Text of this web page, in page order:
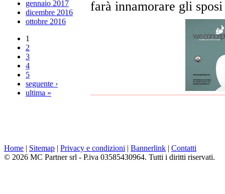
gennaio 2017
dicembre 2016
ottobre 2016
1
2
3
4
5
seguente ›
ultima »
farà innamorare gli
Home | Sitemap | Privacy e condizioni | Bannerlink | Contatti
© 2026 MC Partner srl - P.iva 03585430964. Tutti i diritti riservati.